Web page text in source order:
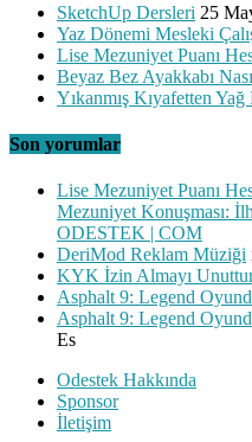
SketchUp Dersleri 25
Yaz Dönemi Mesleki
Lise Mezuniyet Puanı
Beyaz Bez Ayakkabı
Yıkanmış Kıyafetten
Son yorumlar
Lise Mezuniyet Puanı
Mezuniyet Konuşması:
ODESTEK | COM
DeriMod Reklam Müziği
KYK İzin Almayı
Asphalt 9: Legend
Asphalt 9: Legend
Es
Odestek Hakkında
Sponsor
İletişim